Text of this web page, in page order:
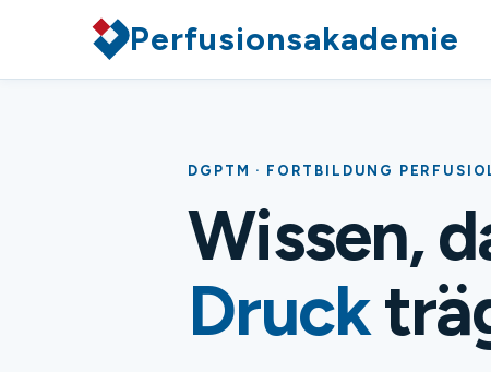
Perfusionsakademie
DGPTM · FORTBILDUNG
Wissen,
Druck